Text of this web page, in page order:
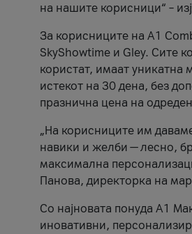
на нашите корисници“ –
За корисниците на A1
SkyShowtime и Gley. Сите
користат, имаат уникатна
истекот на 30 дена, без
празнична цена на
„На корисниците им
навики и желби — лесно,
максимална
Панова, директорка на
Со најновата понуда А1
иновативни,